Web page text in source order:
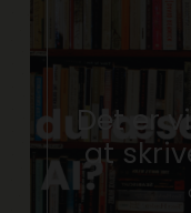
Det er
at